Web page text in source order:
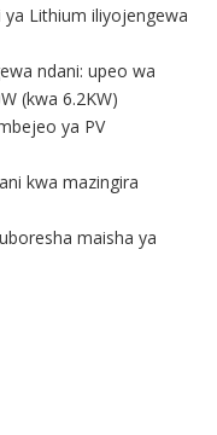
Lithium iliyojengewa
ndani: upeo wa
(kwa 6.2KW)
ya PV
kwa mazingira
maisha ya